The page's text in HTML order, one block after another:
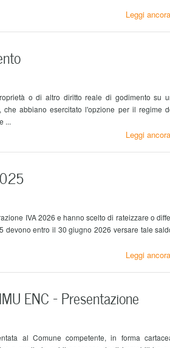
Leggi
o di altro diritto reale di godimento su
abbiano esercitato l'opzione per il regime
...
Leggi
IVA 2026 e hanno scelto di rateizzare o
devono entro il 30 giugno 2026 versare tale
Leggi
ENC – Presentazione
al Comune competente, in forma